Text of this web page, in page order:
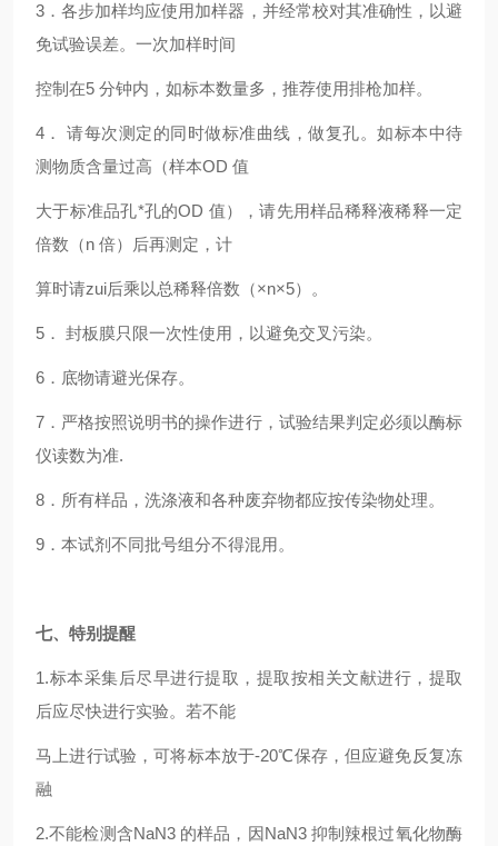
3 ．各步加样均应使用加样器，并经常校对其准确性，以避
免试验误差。一次加样时间
控制在5 分钟内，如标本数量多，推荐使用排枪加样。
4 ． 请每次测定的同时做标准曲线，做复孔。如标本中待
测物质含量过高（样本OD 值
大于标准品孔*孔的OD 值），请先用样品稀释液稀释一定
倍数（n 倍）后再测定，计
算时请zui后乘以总稀释倍数（×n×5）。
5 ． 封板膜只限一次性使用，以避免交叉污染。
6 ．底物请避光保存。
7 ．严格按照说明书的操作进行，试验结果判定必须以酶标
仪读数为准.
8 ．所有样品，洗涤液和各种废弃物都应按传染物处理。
9 ．本试剂不同批号组分不得混用。
七、特别提醒
1.标本采集后尽早进行提取，提取按相关文献进行，提取
后应尽快进行实验。若不能
马上进行试验，可将标本放于-20℃保存，但应避免反复冻
融
2.不能检测含NaN3 的样品，因NaN3 抑制辣根过氧化物酶